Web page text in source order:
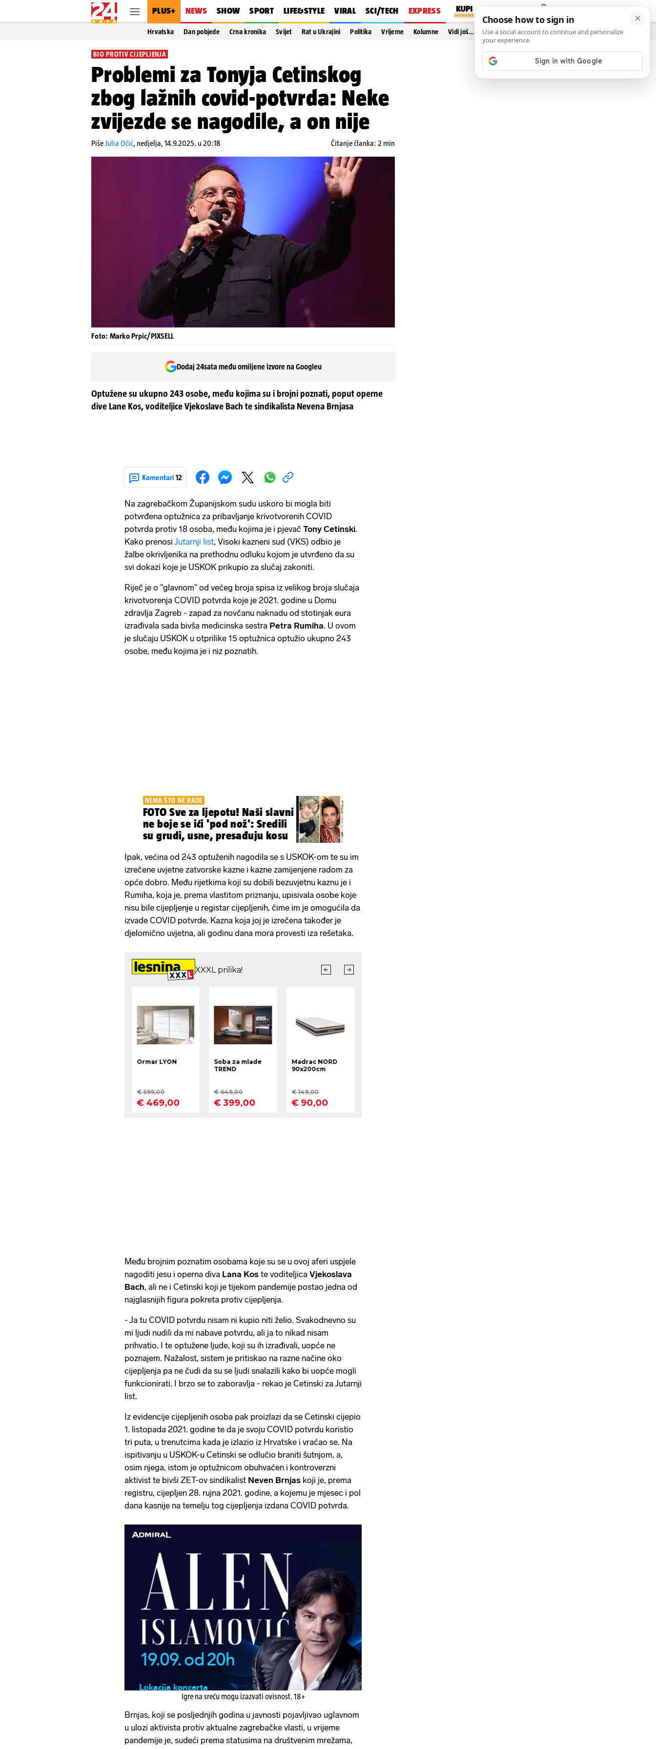
PLUS+ NEWS SHOW SPORT LIFE&STYLE VIRAL SCI/TECH EXPRESS
PRIJAVA
Hrvatska Dan pobjede Crna kronika Svijet Rat u Ukrajini Politika Vrijeme Kolumne Vidi još…
BIO PROTIV CIJEPLJENJA
Problemi za Tonyja Cetinskog
zbog lažnih covid-potvrda: Neke
zvijezde se nagodile, a on nije
PišeJulia Očić, nedjelja, 14.9.2025. u 20:18 Čitanje članka: 2 min
Foto: Marko Prpic/PIXSELL
Dodaj 24sata među omiljene izvore na Googleu
Optužene su ukupno 243 osobe, među kojima su i brojni poznati, poput operne
dive Lane Kos, voditeljice Vjekoslave Bach te sindikalista Nevena Brnjasa
Komentari 12
Na zagrebačkom Županijskom sudu uskoro bi mogla biti
potvrđena optužnica za pribavljanje krivotvorenih COVID
potvrda protiv 18 osoba, među kojima je i pjevač Tony Cetinski.
Kako prenosi Jutarnji list, Visoki kazneni sud (VKS) odbio je
žalbe okrivljenika na prethodnu odluku kojom je utvrđeno da su
svi dokazi koje je USKOK prikupio za slučaj zakoniti.
Riječ je o "glavnom" od većeg broja spisa iz velikog broja slučaja
krivotvorenja COVID potvrda koje je 2021. godine u Domu
zdravlja Zagreb - zapad za novčanu naknadu od stotinjak eura
izrađivala sada bivša medicinska sestra Petra Rumiha. U ovom
je slučaju USKOK u otprilike 15 optužnica optužio ukupno 243
osobe, među kojima je i niz poznatih.
NEMA ŠTO NE RADE
FOTO Sve za ljepotu! Naši slavni
ne boje se ići 'pod nož': Sredili
su grudi, usne, presađuju kosu
Ipak, većina od 243 optuženih nagodila se s USKOK-om te su im
izrečene uvjetne zatvorske kazne i kazne zamijenjene radom za
opće dobro. Među rijetkima koji su dobili bezuvjetnu kaznu je i
Rumiha, koja je, prema vlastitom priznanju, upisivala osobe koje
nisu bile cijepljenje u registar cijepljenih, čime im je omogućila da
izvade COVID potvrde. Kazna koja joj je izrečena također je
djelomično uvjetna, ali godinu dana mora provesti iza rešetaka.
Među brojnim poznatim osobama koje su se u ovoj aferi uspjele
nagoditi jesu i operna diva Lana Kos te voditeljica Vjekoslava
Bach, ali ne i Cetinski koji je tijekom pandemije postao jedna od
najglasnijih figura pokreta protiv cijepljenja.
- Ja tu COVID potvrdu nisam ni kupio niti želio. Svakodnevno su
mi ljudi nudili da mi nabave potvrdu, ali ja to nikad nisam
prihvatio. I te optužene ljude, koji su ih izrađivali, uopće ne
poznajem. Nažalost, sistem je pritiskao na razne načine oko
cijepljenja pa ne čudi da su se ljudi snalazili kako bi uopće mogli
funkcionirati. I brzo se to zaboravlja - rekao je Cetinski za Jutarnji
list.
Iz evidencije cijepljenih osoba pak proizlazi da se Cetinski cijepio
1. listopada 2021. godine te da je svoju COVID potvrdu koristio
tri puta, u trenutcima kada je izlazio iz Hrvatske i vraćao se. Na
ispitivanju u USKOK-u Cetinski se odlučio braniti šutnjom, a,
osim njega, istom je optužnicom obuhvaćen i kontroverzni
aktivist te bivši ZET-ov sindikalist Neven Brnjas koji je, prema
registru, cijepljen 28. rujna 2021. godine, a kojemu je mjesec i pol
dana kasnije na temelju tog cijepljenja izdana COVID potvrda.
Igre na sreću mogu izazvati ovisnost. 18+
Brnjas, koji se posljednjih godina u javnosti pojavljivao uglavnom
u ulozi aktivista protiv aktualne zagrebačke vlasti, u vrijeme
pandemije je, sudeći prema statusima na društvenim mrežama,